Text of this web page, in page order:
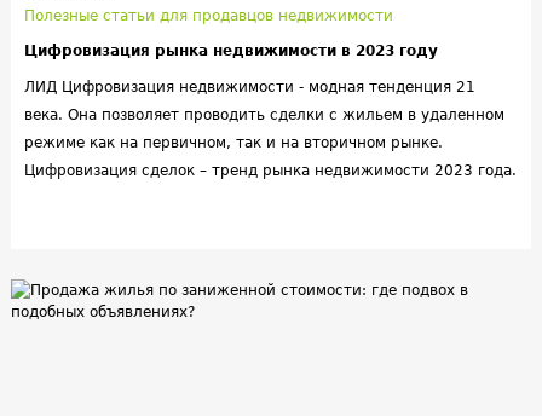
Полезные статьи для продавцов недвижимости
Цифровизация рынка недвижимости в 2023 году
ЛИД Цифровизация недвижимости - модная тенденция 21
века. Она позволяет проводить сделки с жильем в удаленном
режиме как на первичном, так и на вторичном рынке.
Цифровизация сделок – тренд рынка недвижимости 2023 года.
возможность управлять инфраструктурой квартиры со
смартфона или планшета: в том числе находясь в другом